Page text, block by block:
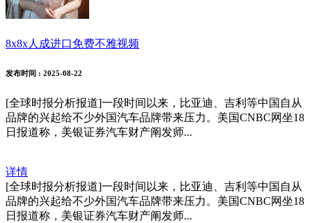
8x8x人成进口免费不雅视频
发布时间 : 2025-08-22
[全球时报分析报道]一段时间以来，比亚迪、吉利等中国自从
品牌的兴起给不少外国汽车品牌带来压力。美国CNBC网坐18
日报道称，美银证券汽车财产阐发师...
详情
[全球时报分析报道]一段时间以来，比亚迪、吉利等中国自从
品牌的兴起给不少外国汽车品牌带来压力。美国CNBC网坐18
日报道称，美银证券汽车财产阐发师...